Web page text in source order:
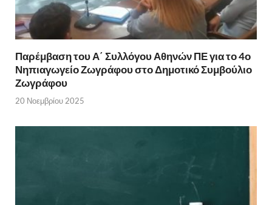
Παρέμβαση του Α΄ Συλλόγου Αθηνών ΠΕ για το 4ο
Νηπιαγωγείο Ζωγράφου στο Δημοτικό Συμβούλιο
Ζωγράφου
20 Νοεμβρίου 2025